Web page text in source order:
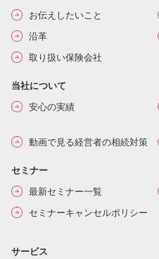
お伝えしたいこと
沿革
取り扱い保険会社
当社について
安心の実績
動画で見る経営者の相続対策
セミナー
最新セミナー一覧
セミナーキャンセルポリシー
サービス